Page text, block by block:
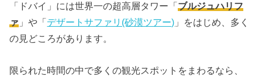
「ドバイ」には世界一の超高層タワー「ブルジュハリフ
ァ 」や「デザートサファリ(砂漠ツアー) 」をはじめ、多く
の見どころがあります。
限られた時間の中で多くの観光スポットをまわるなら、